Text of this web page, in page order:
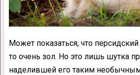
Может показаться, что
то очень зол. Но это лишь шутка
наделившей его таким